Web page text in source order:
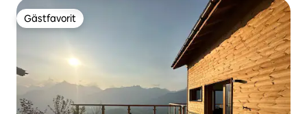
Gästfavorit
Gästfavorit